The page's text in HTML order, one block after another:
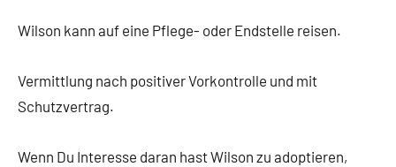
Wilson kann auf eine Pflege- oder Endstelle reisen.
Vermittlung nach positiver Vorkontrolle und mit
Schutzvertrag.
Wenn Du Interesse daran hast Wilson zu adoptieren,